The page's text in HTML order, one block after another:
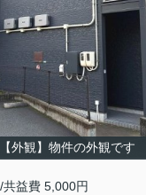
【外観】物件の外観です
益費 5,000円